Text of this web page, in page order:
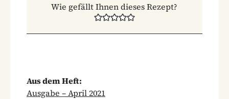
Wie gefällt Ihnen dieses Rezept?
Aus dem Heft:
Ausgabe – April 2021